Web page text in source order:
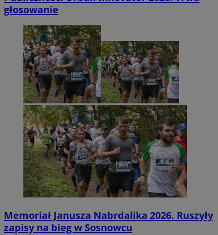
głosowanie
Memoriał Janusza Nabrdalika 2026. Ruszyły
zapisy na bieg w Sosnowcu